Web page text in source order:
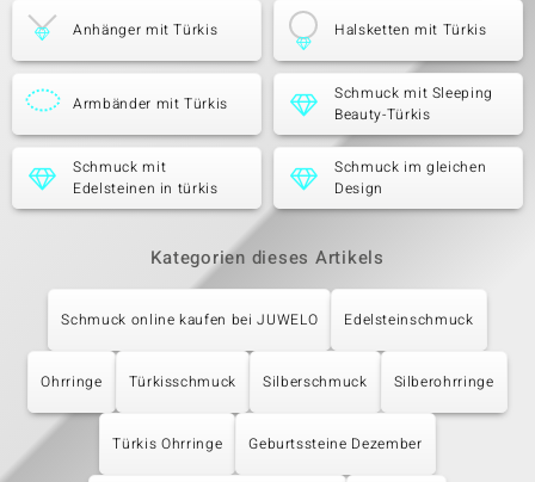
Anhänger mit Türkis Halsketten mit Türkis
Armbänder mit Türkis
Schmuck mit Sleeping
Beauty-Türkis
Schmuck mit
Edelsteinen in türkis
Schmuck im gleichen
Design
Kategorien dieses Artikels
Schmuck online kaufen bei JUWELO Edelsteinschmuck
Ohrringe Türkisschmuck Silberschmuck Silberohrringe
Türkis Ohrringe Geburtssteine Dezember